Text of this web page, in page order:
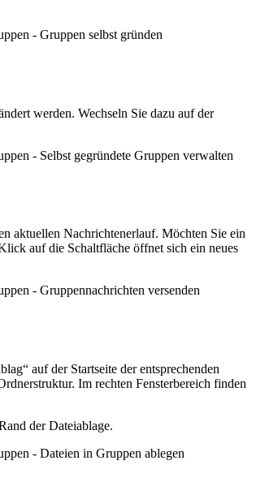
- Gruppen selbst gründen
werden. Wechseln Sie dazu auf der
- Selbst gegründete Gruppen verwalten
aktuellen Nachrichtenerlauf. Möchten Sie ein
auf die Schaltfläche öffnet sich ein neues
- Gruppennachrichten versenden
auf der Startseite der entsprechenden
Im rechten Fensterbereich finden
der Dateiablage.
- Dateien in Gruppen ablegen